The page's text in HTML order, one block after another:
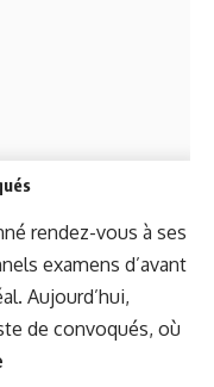
rendez-vous à ses
examens d’avant
. Aujourd’hui,
de convoqués, où